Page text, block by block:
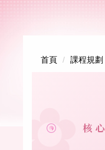
首頁 課程規劃
核